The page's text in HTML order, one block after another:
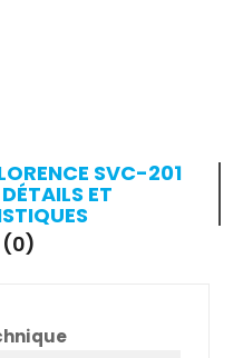
SVC-201
ET
(0)